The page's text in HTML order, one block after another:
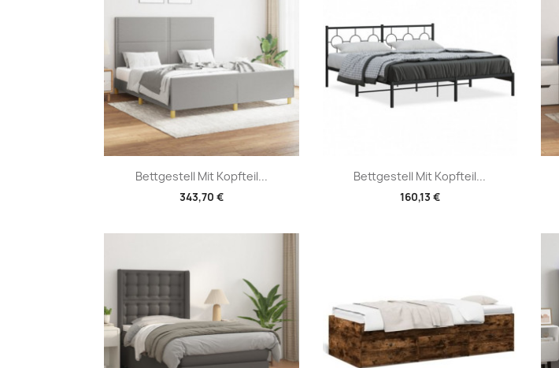
Bettgestell Mit Kopfteil...
343,70 €
Vorschau Bettgestell Mit Kopfteil...
160,13 €
Vorschau